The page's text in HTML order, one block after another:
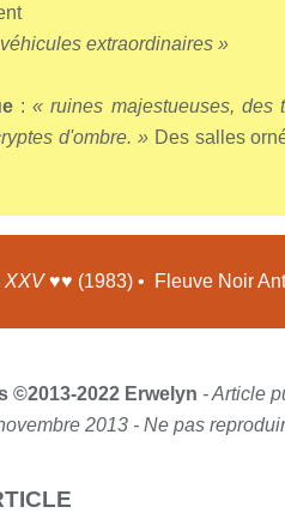
extraordinaires »
: « ruines majestueuses, des
d'ombre. »Des salles
XXV♥♥ (1983) • Fleuve Noir
©2013-2022 Erwelyn - Article
2013 - Ne pas